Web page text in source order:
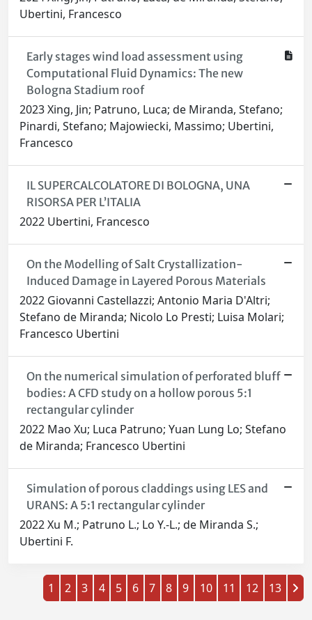
Ubertini, Francesco
Early stages wind load assessment using
Computational Fluid Dynamics: The new
Bologna Stadium roof
2023 Xing, Jin; Patruno, Luca; de Miranda, Stefano;
Pinardi, Stefano; Majowiecki, Massimo; Ubertini,
Francesco
IL SUPERCALCOLATORE DI BOLOGNA, UNA
RISORSA PER L’ITALIA
2022 Ubertini, Francesco
On the Modelling of Salt Crystallization-
Induced Damage in Layered Porous Materials
2022 Giovanni Castellazzi; Antonio Maria D'Altri;
Stefano de Miranda; Nicolo Lo Presti; Luisa Molari;
Francesco Ubertini
On the numerical simulation of perforated bluff
bodies: A CFD study on a hollow porous 5:1
rectangular cylinder
2022 Mao Xu; Luca Patruno; Yuan Lung Lo; Stefano
de Miranda; Francesco Ubertini
Simulation of porous claddings using LES and
URANS: A 5:1 rectangular cylinder
2022 Xu M.; Patruno L.; Lo Y.-L.; de Miranda S.;
Ubertini F.
1 2 3 4 5 6 7 8 9 10 11 12 13